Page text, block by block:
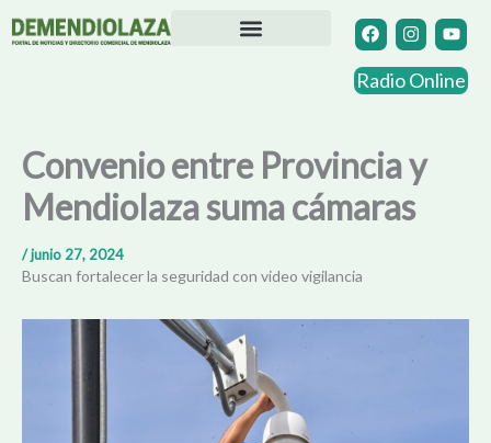
F
a
c
e
b
I
n
s
t
a
m
Y
o
u
t
u
Radio Online
Convenio entre Provincia y
Mendiolaza suma cámaras
/junio 27, 2024
Buscan fortalecer la seguridad con video vigilancia